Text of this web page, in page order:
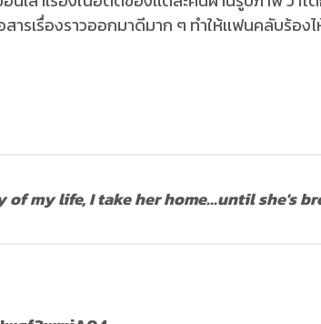
สารเรื่องราวออกมาดีมาก ๆ ทำให้เเฟนคลับร้องไ
of my life, I take her home...until she's